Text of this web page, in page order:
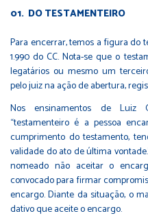
DO TESTAMENTEIRO
Para encerrar, temos a figura do
1.990 do CC. Nota-se que o
legatários ou mesmo um
pelo juiz na ação de abertura,
Nos ensinamentos de Luiz
“testamenteiro é a pessoa
cumprimento do testamento,
validade do ato de última
nomeado não aceitar o
convocado para firmar
encargo. Diante da situação, o
dativo que aceite o encargo.